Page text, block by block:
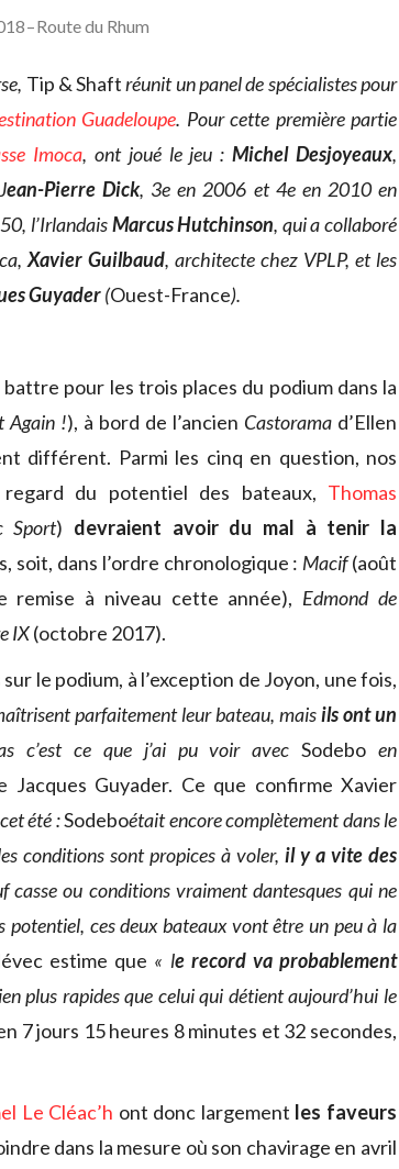
–Route du Rhum
Tip & Shaftréunit un panel de spécialistes pour
Guadeloupe. Pour cette première partie
Imoca, ont joué le jeu :Michel Desjoyeaux,
ean-Pierre Dick, 3e en 2006 et 4e en 2010 en
l’IrlandaisMarcus Hutchinson, qui a collaboré
Xavier Guilbaud, architecte chez VPLP, et les
Guyader(Ouest-France).
pour les trois places du podium dans la
Again !), à bord de l’ancien Castorama d’Ellen
différent. Parmi les cinq en question, nos
regard du potentiel des bateaux, Thomas
Sport) devraient avoir du mal à tenir la
soit, dans l’ordre chronologique : Macif(août
remise à niveau cette année), Edmond de
IX(octobre 2017).
le podium, à l’exception de Joyon, une fois,
parfaitement leur bateau, maisils ont un
c’est ce que j’ai pu voir avecSodebo en
Jacques Guyader. Ce que confirme Xavier
été :Sodeboétait encore complètement dans le
conditions sont propices à voler, il y a vite des
casse ou conditions vraiment dantesques qui ne
potentiel, ces deux bateaux vont être un peu à la
estime que « le record va probablement
plus rapides que celui qui détient aujourd’hui le
7 jours 15 heures 8 minutes et 32 secondes,
Le Cléac’h ont donc largement les faveurs
dans la mesure où son chavirage en avril